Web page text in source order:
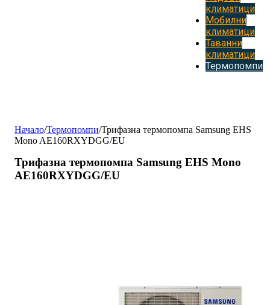
климатици
Мобилни
климатици
Таванни
климатици
Термопомпи
Начало/Термопомпи/Трифазна термопомпа Samsung EHS
Mono AE160RXYDGG/EU
Трифазна термопомпа Samsung EHS Mono
AE160RXYDGG/EU